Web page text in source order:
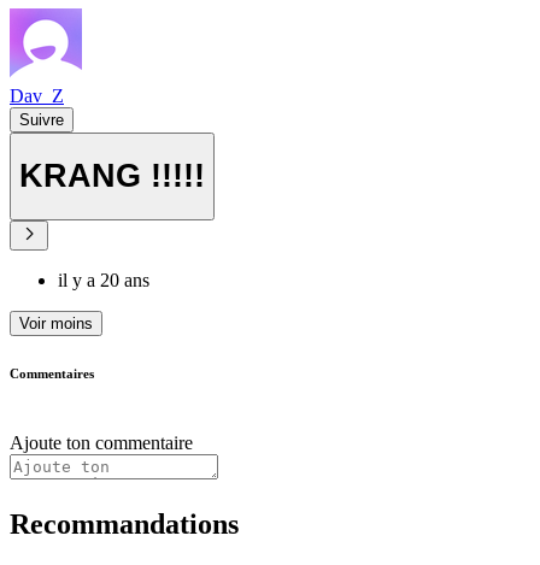
Dav_Z
Suivre
KRANG !!!!!
il y a 20 ans
Voir moins
Commentaires
Ajoute ton commentaire
Recommandations